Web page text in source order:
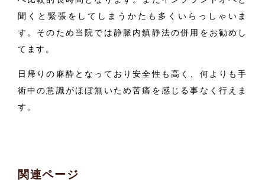
聞くと緊張をしてしまうかたも多くいらっしゃいま
す。そのため当院では静脈内鎮静法の併用をお勧めし
てます。
日帰りの麻酔となっており安全性も高く、何よりも手
術中の意識がほぼ無いため苦痛を感じる事なく行えま
す。
関連ページ